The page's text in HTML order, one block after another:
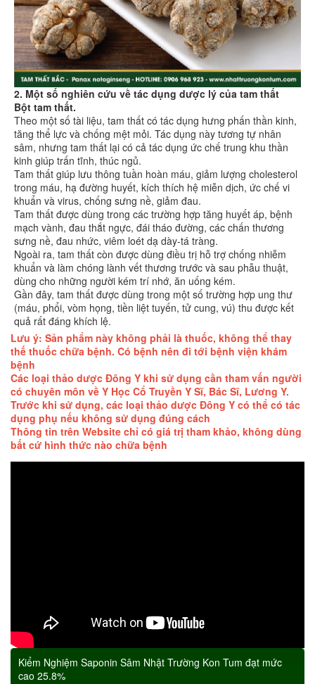
2. Một số nghiên cứu về tác dụng dược lý của tam thất
Bột tam thất.
Theo một số tài liệu, tam thất có tác dụng hưng phấn thần kinh,
tăng thể lực và chống mệt mỏi. Tác dụng này tương tự nhân
sâm, nhưng tam thất lại có cả tác dụng ức chế trung khu thần
kinh giúp trấn tĩnh, thúc ngủ.
Tam thất giúp lưu thông tuần hoàn máu, giảm lượng cholesterol
trong máu, hạ đường huyết, kích thích hệ miễn dịch, ức chế vi
khuẩn và virus, chống sưng nề, giảm đau.
Tam thất được dùng trong các trường hợp tăng huyết áp, bệnh
mạch vành, đau thắt ngực, đái tháo đường, các chấn thương
sưng nề, đau nhức, viêm loét dạ dày-tá tràng.
Ngoài ra, tam thất còn được dùng điều trị hỗ trợ chống nhiễm
khuẩn và làm chóng lành vết thương trước và sau phẫu thuật,
dùng cho những người kém trí nhớ, ăn uống kém.
Gần đây, tam thất được dùng trong một số trường hợp ung thư
(máu, phổi, vòm họng, tiền liệt tuyến, tử cung, vú) thu được kết
quả rất đáng khích lệ.
Lưu ý: Sản phẩm này không phải là thuốc, không thể thay
thế thuốc chữa bệnh. Có bệnh nên đi tới bệnh viện khám
bệnh
Các loại thảo dược Đông Y khi sử dụng cần tham vấn người
có chuyên môn về Y Học Cổ Truyền Y Sĩ, Bác Sĩ, Lương Y.
Trước khi sử dụng, các loại thảo dược Đông Y có thể có tác
dụng phụ nếu không sử dụng đúng cách
Thông tin trên Website chỉ có giá trị tham khảo, không dùng
bất cứ hình thức nào chữa bệnh
Kiểm Nghiệm Saponin Sâm Nhật Trường Kon Tum đạt mức
cao 25.8%